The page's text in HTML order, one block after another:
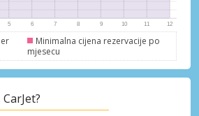
Minimalna cijena rezervacije po
mjesecu